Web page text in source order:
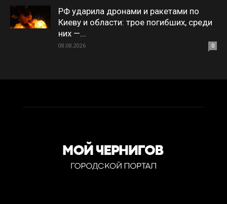
РФ ударила дронами и ракетами по
Киеву и области: трое погибших, среди
них —...
08.08.2026 0